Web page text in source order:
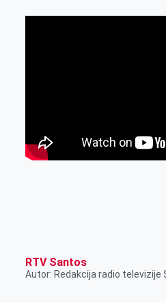
RTV Santos
Autor: Redakcija radio televizije